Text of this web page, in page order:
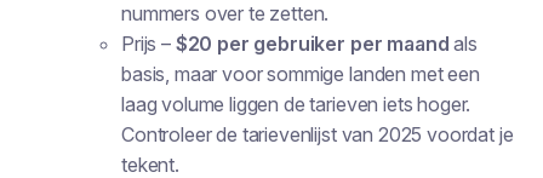
nummers over te zetten.
Prijs – $20 per gebruiker per maand als
basis, maar voor sommige landen met een
laag volume liggen de tarieven iets hoger.
Controleer de tarievenlijst van 2025 voordat je
tekent.